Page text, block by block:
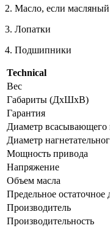
2. Масло, если
3. Лопатки
4. Подшипники
Technical
Вес
Габариты (ДхШхВ)
Гарантия
Диаметр всасывающего
Диаметр
Мощность привода
Напряжение
Объем масла
Предельное остаточное
Производитель
Производительность